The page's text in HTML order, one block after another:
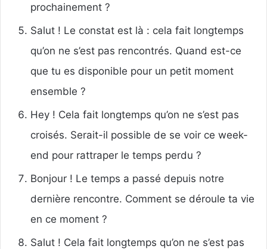
prochainement ?
Salut ! Le constat est là : cela fait longtemps
qu’on ne s’est pas rencontrés. Quand est-ce
que tu es disponible pour un petit moment
ensemble ?
Hey ! Cela fait longtemps qu’on ne s’est pas
croisés. Serait-il possible de se voir ce week-
end pour rattraper le temps perdu ?
Bonjour ! Le temps a passé depuis notre
dernière rencontre. Comment se déroule ta vie
en ce moment ?
Salut ! Cela fait longtemps qu’on ne s’est pas